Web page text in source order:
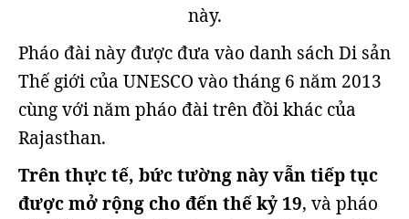
này.
Pháo đài này được đưa vào danh sách Di sản
Thế giới của UNESCO vào tháng 6 năm 2013
cùng với năm pháo đài trên đồi khác của
Rajasthan.
Trên thực tế, bức tường này vẫn tiếp tục
được mở rộng cho đến thế kỷ 19, và pháo